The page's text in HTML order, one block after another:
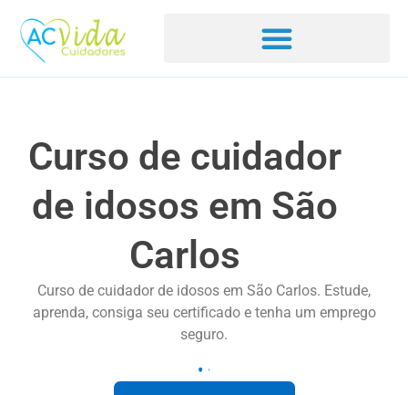
Curso de cuidador
de idosos em São
Carlos
Curso de cuidador de idosos em São Carlos. Estude,
aprenda, consiga seu certificado e tenha um emprego
seguro.